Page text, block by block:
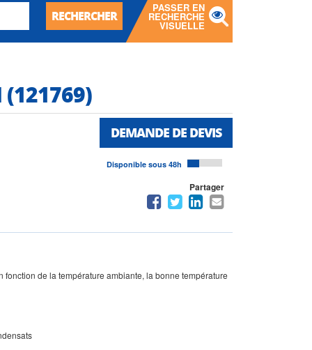
RECHERCHER
PASSER EN
RECHERCHE
VISUELLE
(121769)
DEMANDE DE DEVIS
Disponible sous 48h
Partager
de la température ambiante, la bonne température